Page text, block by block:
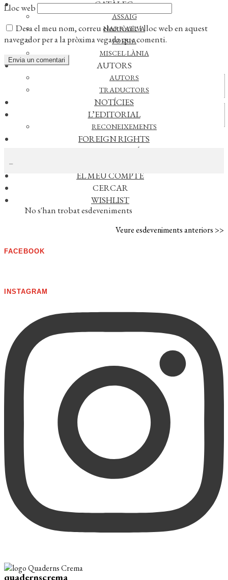
CATÀLEG
ASSAIG
NARRATIVA
POESIA
MISCEL·LÀNIA
AUTORS
AUTORS
TRADUCTORS
NOTÍCIES
L’EDITORIAL
RECONEIXEMENTS
FOREIGN RIGHTS
DISTRIBUCIÓ
EL MEU COMPTE
CERCAR
WISHLIST
Lloc web
Desa el meu nom, correu electrònic i lloc web en aquest
navegador per a la pròxima vegada que comenti.
Actualitat
Vídeos
CERCAR NOTÍCIES
AGENDA
No s'han trobat esdeveniments
Veure esdeveniments anteriors >>
FACEBOOK
INSTAGRAM
quadernscrema